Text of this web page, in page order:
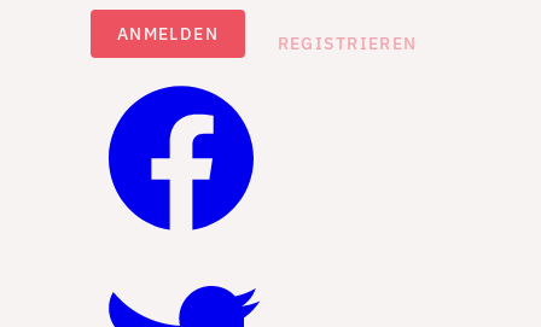
ANMELDEN REGISTRIEREN